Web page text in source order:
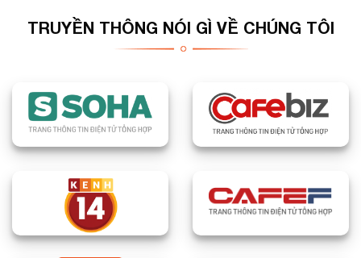
TRUYỀN THÔNG NÓI GÌ VỀ CHÚNG TÔI